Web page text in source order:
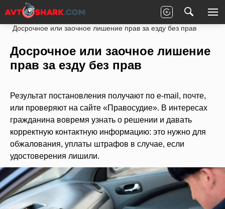
Главная Законы
Лишение прав
Досрочное или заочное лишение прав за езду без прав
Досрочное или заочное лишение
прав за езду без прав
Результат постановления получают по e-mail, почте,
или проверяют на сайте «Правосудие». В интересах
гражданина вовремя узнать о решении и давать
корректную контактную информацию: это нужно для
обжалования, уплаты штрафов в случае, если
удостоверения лишили.